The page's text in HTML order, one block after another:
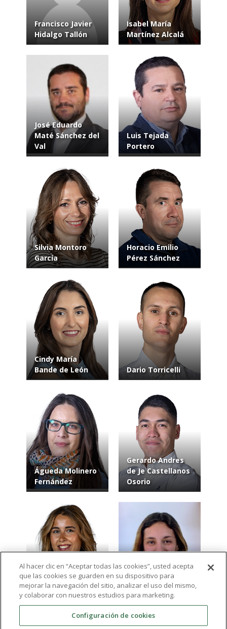
Francisco Javier
Hidalgo Tallón
Isabel María
Martínez Alcalá
José Eduardo
Maté Sánchez del
Val
Luis Tejada
Portero
Silvia Montoro
García
Horacio Emilio
Pérez Sánchez
Cindy María
Bande de León
Dario Torricelli
Águeda Molinero
Fernández
Gerardo Andres
de Je Castellanos
Osorio
Andreia Cruz
Santos
María Pérez
Sendino
Al hacer clic en “Aceptar todas las cookies”, usted acepta
que las cookies se guarden en su dispositivo para
mejorar la navegación del sitio, analizar el uso del mismo,
y colaborar con nuestros estudios para marketing.
Configuración de cookies